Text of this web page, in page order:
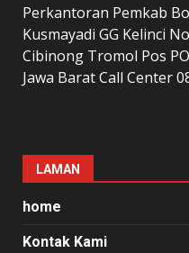
Perkantoran Pemkab
Kusmayadi GG Kelinci
Cibinong Tromol Pos
Jawa Barat Call Center
LAMAN
home
Kontak Kami